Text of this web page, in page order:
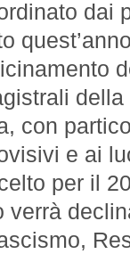
dai
con
e ai
per il
verrà